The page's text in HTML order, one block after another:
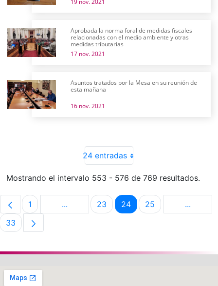
19 nov. 2021
Aprobada la norma foral de medidas fiscales
relacionadas con el medio ambiente y otras
medidas tributarias
17 nov. 2021
Asuntos tratados por la Mesa en su reunión de
esta mañana
16 nov. 2021
24 entradas
Mostrando el intervalo 553 - 576 de 769 resultados.
Página
1 ...Páginas intermedias Use TAB para
Página
23 Página
24 Página
25 ...
Página
33